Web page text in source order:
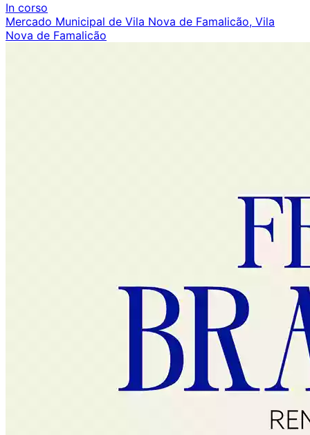
In corso
Mercado Municipal de Vila Nova de Famalicão, Vila
Nova de Famalicão